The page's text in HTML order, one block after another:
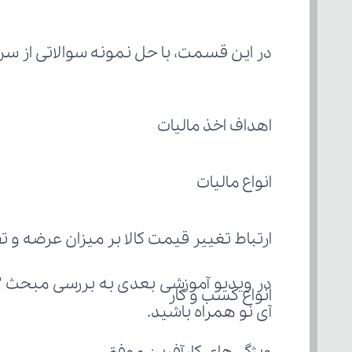
در این قسمت، با حل نمونه سوالاتی از
اهداف اخذ مالیات
انواع مالیات
ارتباط تغییر قیمت کالا بر میزان عرضه و
انواع کسب و کار
در ویدیو آموزشی بعدی به بررسی مبحث
آی نو همراه باشید.